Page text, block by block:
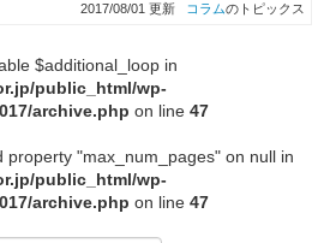
2017/08/01 更新 コラムのトピックス
$additional_loop in
public_html/wp-
archive.php on line 47
property "max_num_pages" on null in
public_html/wp-
archive.php on line 47